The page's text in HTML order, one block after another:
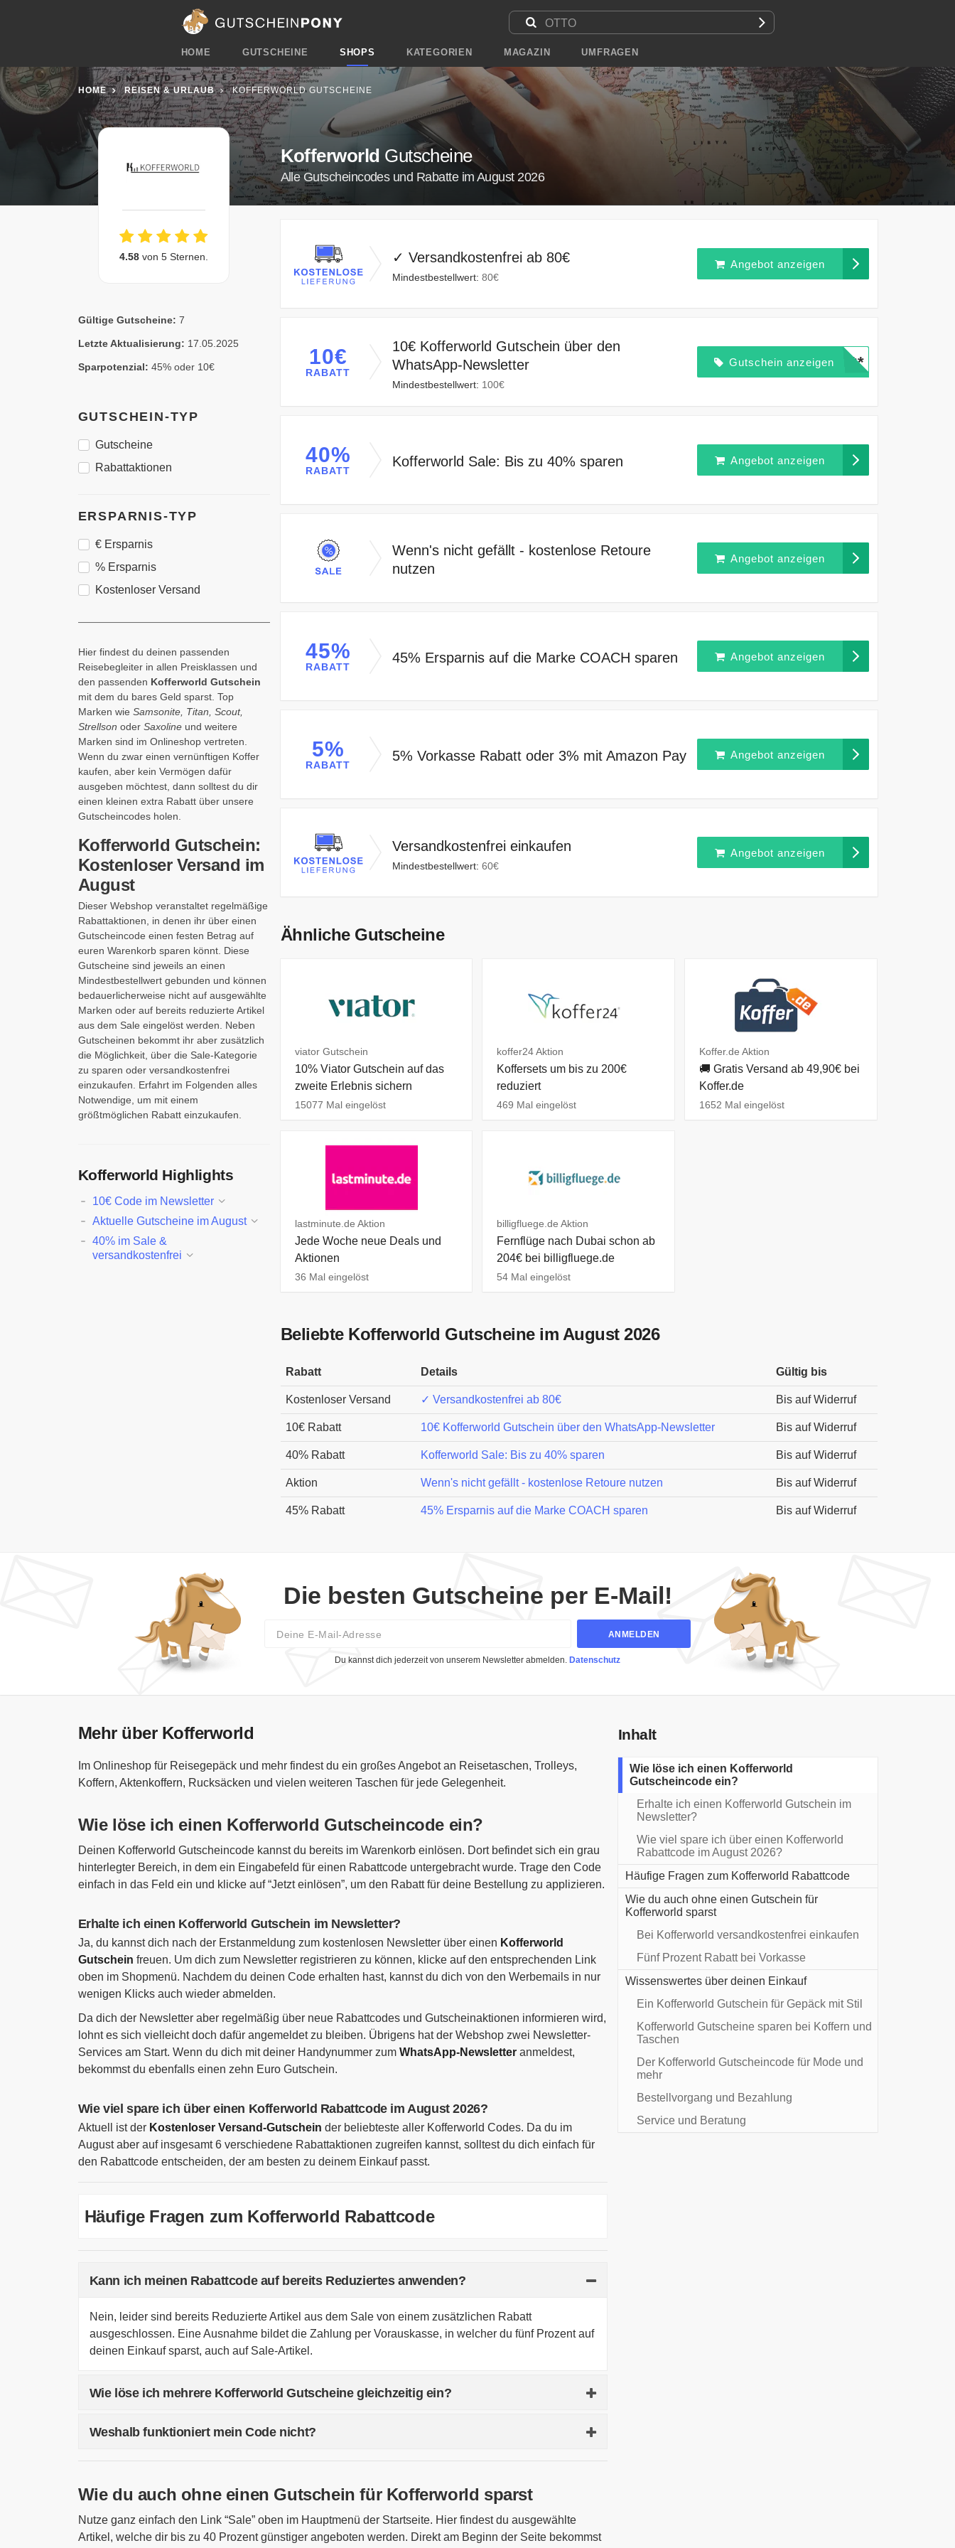
HOME GUTSCHEINE SHOPS KATEGORIEN MAGAZIN UMFRAGEN
HOME REISEN & URLAUB KOFFERWORLD GUTSCHEINE
4.58von 5 Sternen.
Kofferworld Gutscheine
Alle Gutscheincodes und Rabatte im August 2026
✓ Versandkostenfrei ab 80€
Mindestbestellwert: 80€
Angebot anzeigen
10€
RABATT
10€ Kofferworld Gutschein über den
WhatsApp-Newsletter
Mindestbestellwert: 100€
Gutschein anzeigen*****
40%
RABATT
Kofferworld Sale: Bis zu 40% sparen Angebot anzeigen
Wenn's nicht gefällt - kostenlose Retoure
nutzen
Angebot anzeigen
45%
RABATT
45% Ersparnis auf die Marke COACH sparen Angebot anzeigen
5%
RABATT
5% Vorkasse Rabatt oder 3% mit Amazon Pay Angebot anzeigen
Versandkostenfrei einkaufen
Mindestbestellwert: 60€
Angebot anzeigen
Gültige Gutscheine: 7
Letzte Aktualisierung: 17.05.2025
Sparpotenzial: 45% oder 10€
GUTSCHEIN-TYP
Gutscheine
Rabattaktionen
ERSPARNIS-TYP
€ Ersparnis
% Ersparnis
Kostenloser Versand
Hier findest du deinen passenden
Reisebegleiter in allen Preisklassen und
den passenden Kofferworld Gutschein
mit dem du bares Geld sparst. Top
Marken wie Samsonite, Titan, Scout,
Strellson oder Saxolineund weitere
Marken sind im Onlineshop vertreten.
Wenn du zwar einen vernünftigen Koffer
kaufen, aber kein Vermögen dafür
ausgeben möchtest, dann solltest du dir
einen kleinen extra Rabatt über unsere
Gutscheincodes holen.
Kofferworld Gutschein:
Kostenloser Versand im
August
Dieser Webshop veranstaltet regelmäßige
Rabattaktionen, in denen ihr über einen
Gutscheincode einen festen Betrag auf
euren Warenkorb sparen könnt. Diese
Gutscheine sind jeweils an einen
Mindestbestellwert gebunden und können
bedauerlicherweise nicht auf ausgewählte
Marken oder auf bereits reduzierte Artikel
aus dem Sale eingelöst werden. Neben
Gutscheinen bekommt ihr aber zusätzlich
die Möglichkeit, über die Sale-Kategorie
zu sparen oder versandkostenfrei
einzukaufen. Erfahrt im Folgenden alles
Notwendige, um mit einem
größtmöglichen Rabatt einzukaufen.
Kofferworld Highlights
10€ Code im Newsletter
Aktuelle Gutscheine im August
40% im Sale &
versandkostenfrei
Ähnliche Gutscheine
viator Gutschein
10% Viator Gutschein auf das
zweite Erlebnis sichern
15077 Mal eingelöst
koffer24 Aktion
Koffersets um bis zu 200€
reduziert
469 Mal eingelöst
Koffer.de Aktion
🚚 Gratis Versand ab 49,90€ bei
Koffer.de
1652 Mal eingelöst
lastminute.de Aktion
Jede Woche neue Deals und
Aktionen
36 Mal eingelöst
billigfluege.de Aktion
Fernflüge nach Dubai schon ab
204€ bei billigfluege.de
54 Mal eingelöst
Beliebte Kofferworld Gutscheine im August 2026
Rabatt Details Gültig bis
Kostenloser Versand ✓ Versandkostenfrei ab 80€ Bis auf Widerruf
10€ Rabatt 10€ Kofferworld Gutschein über den WhatsApp-Newsletter Bis auf Widerruf
40% Rabatt Kofferworld Sale: Bis zu 40% sparen Bis auf Widerruf
Aktion Wenn's nicht gefällt - kostenlose Retoure nutzen Bis auf Widerruf
45% Rabatt 45% Ersparnis auf die Marke COACH sparen Bis auf Widerruf
Die besten Gutscheine per E-Mail!
ANMELDEN
Du kannst dich jederzeit von unserem Newsletter abmelden. Datenschutz
Inhalt
Wie löse ich einen Kofferworld
Gutscheincode ein?
Erhalte ich einen Kofferworld Gutschein im
Newsletter?
Wie viel spare ich über einen Kofferworld
Rabattcode im August 2026?
Häufige Fragen zum Kofferworld Rabattcode
Wie du auch ohne einen Gutschein für
Kofferworld sparst
Bei Kofferworld versandkostenfrei einkaufen
Fünf Prozent Rabatt bei Vorkasse
Wissenswertes über deinen Einkauf
Ein Kofferworld Gutschein für Gepäck mit Stil
Kofferworld Gutscheine sparen bei Koffern und
Taschen
Der Kofferworld Gutscheincode für Mode und
mehr
Bestellvorgang und Bezahlung
Service und Beratung
Mehr über Kofferworld
Im Onlineshop für Reisegepäck und mehr findest du ein großes Angebot an Reisetaschen, Trolleys,
Koffern, Aktenkoffern, Rucksäcken und vielen weiteren Taschen für jede Gelegenheit.
Wie löse ich einen Kofferworld Gutscheincode ein?
Deinen Kofferworld Gutscheincode kannst du bereits im Warenkorb einlösen. Dort befindet sich ein grau
hinterlegter Bereich, in dem ein Eingabefeld für einen Rabattcode untergebracht wurde. Trage den Code
einfach in das Feld ein und klicke auf “Jetzt einlösen”, um den Rabatt für deine Bestellung zu applizieren.
Erhalte ich einen Kofferworld Gutschein im Newsletter?
Ja, du kannst dich nach der Erstanmeldung zum kostenlosen Newsletter über einen Kofferworld
Gutschein freuen. Um dich zum Newsletter registrieren zu können, klicke auf den entsprechenden Link
oben im Shopmenü. Nachdem du deinen Code erhalten hast, kannst du dich von den Werbemails in nur
wenigen Klicks auch wieder abmelden.
Da dich der Newsletter aber regelmäßig über neue Rabattcodes und Gutscheinaktionen informieren wird,
lohnt es sich vielleicht doch dafür angemeldet zu bleiben. Übrigens hat der Webshop zwei Newsletter-
Services am Start. Wenn du dich mit deiner Handynummer zum WhatsApp-Newsletteranmeldest,
bekommst du ebenfalls einen zehn Euro Gutschein.
Wie viel spare ich über einen Kofferworld Rabattcode im August 2026?
Aktuell ist der Kostenloser Versand-Gutschein der beliebteste aller Kofferworld Codes. Da du im
August aber auf insgesamt 6 verschiedene Rabattaktionen zugreifen kannst, solltest du dich einfach für
den Rabattcode entscheiden, der am besten zu deinem Einkauf passt.
Häufige Fragen zum Kofferworld Rabattcode
Kann ich meinen Rabattcode auf bereits Reduziertes anwenden?
Nein, leider sind bereits Reduzierte Artikel aus dem Sale von einem zusätzlichen Rabatt
ausgeschlossen. Eine Ausnahme bildet die Zahlung per Vorauskasse, in welcher du fünf Prozent auf
deinen Einkauf sparst, auch auf Sale-Artikel.
Wie löse ich mehrere Kofferworld Gutscheine gleichzeitig ein?
Leider ist das Einlösen mehrere Gutscheine gleichzeitig technisch nicht möglich. Nachdem du einen
Weshalb funktioniert mein Code nicht?
Anschließend schaue nach, ob du die Bedingungen für die Aktion erfüllst. Sind bestimmte Marken
vom Rabatt ausgeschlossen? Befinden sich Sale-Artikel in deinem Warenkorb? Ist die
Gutscheinaktion vielleicht bereits abgelaufen? Hast du mit deinem Einkauf den Mindestbestellwert
Wie du auch ohne einen Gutschein für Kofferworld sparst
Nutze ganz einfach den Link “Sale” oben im Hauptmenü der Startseite. Hier findest du ausgewählte
Artikel, welche dir bis zu 40 Prozent günstiger angeboten werden. Direkt am Beginn der Seite bekommst